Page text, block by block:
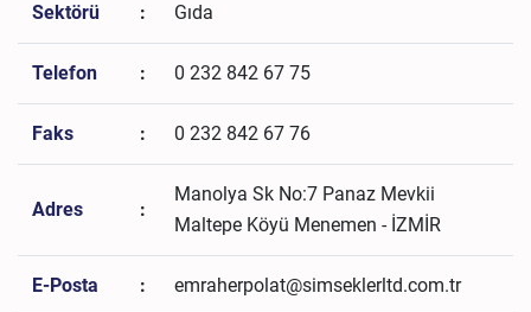
Sektörü : Gıda
Telefon : 0 232 842 67 75
Faks : 0 232 842 67 76
Adres :
Manolya Sk No:7 Panaz Mevkii
Maltepe Köyü Menemen - İZMİR
E-Posta : emraherpolat@simseklerltd.com.tr